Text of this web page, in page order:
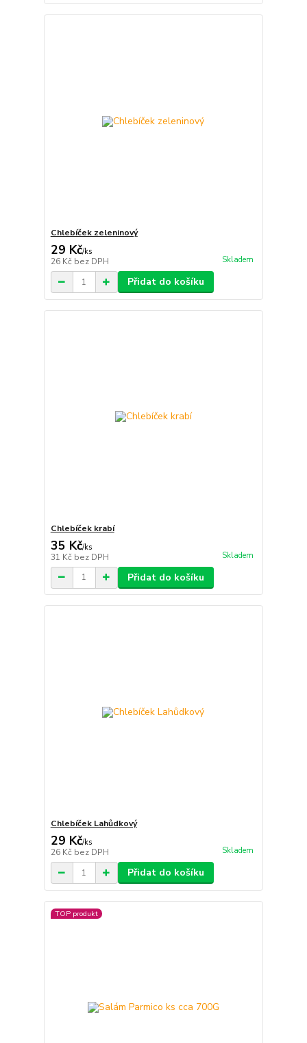
Chlebíček zeleninový
29 Kč/ks
26 Kč bez DPH Skladem
Přidat do košíku
Chlebíček krabí
35 Kč/ks
31 Kč bez DPH Skladem
Přidat do košíku
Chlebíček Lahůdkový
29 Kč/ks
26 Kč bez DPH Skladem
Přidat do košíku
TOP produkt